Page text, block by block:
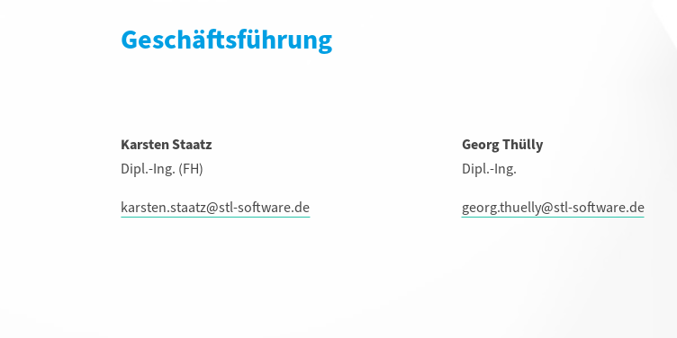
Geschäftsführung
Karsten Staatz
Dipl.-Ing. (FH)
karsten.staatz@stl-software.de
Georg Thülly
Dipl.-Ing.
georg.thuelly@stl-software.de